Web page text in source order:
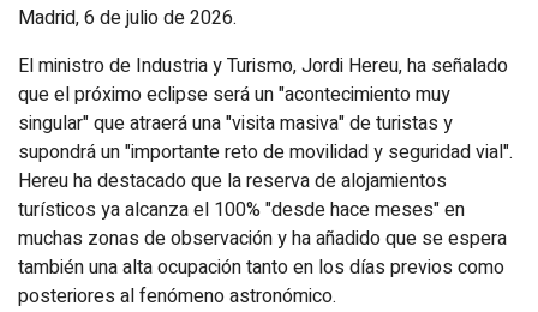
Madrid, 6 de julio de 2026.
El ministro de Industria y Turismo, Jordi Hereu, ha señalado
que el próximo eclipse será un "acontecimiento muy
singular" que atraerá una "visita masiva" de turistas y
supondrá un "importante reto de movilidad y seguridad vial".
Hereu ha destacado que la reserva de alojamientos
turísticos ya alcanza el 100% "desde hace meses" en
muchas zonas de observación y ha añadido que se espera
también una alta ocupación tanto en los días previos como
posteriores al fenómeno astronómico.